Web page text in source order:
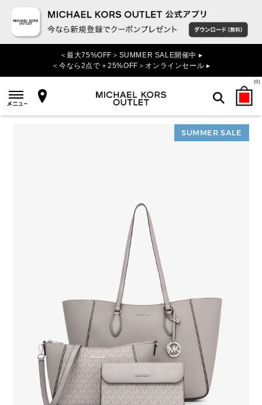
＜最大75%OFF＞SUMMER SALE開催中 ▸
＜今なら2点で＋25%OFF＞オンラインセール ▸
(0)
検索
SUMMER SALE